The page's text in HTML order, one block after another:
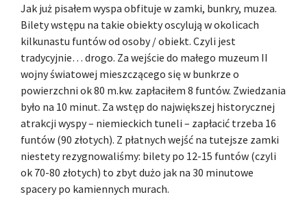
Jak już pisałem wyspa obfituje w zamki, bunkry, muzea.
Bilety wstępu na takie obiekty oscylują w okolicach
kilkunastu funtów od osoby / obiekt. Czyli jest
tradycyjnie… drogo. Za wejście do małego muzeum II
wojny światowej mieszczącego się w bunkrze o
powierzchni ok 80 m.kw. zapłaciłem 8 funtów. Zwiedzania
było na 10 minut. Za wstęp do największej historycznej
atrakcji wyspy – niemieckich tuneli – zapłacić trzeba 16
funtów (90 złotych). Z płatnych wejść na tutejsze zamki
niestety rezygnowaliśmy: bilety po 12-15 funtów (czyli
ok 70-80 złotych) to zbyt dużo jak na 30 minutowe
spacery po kamiennych murach.